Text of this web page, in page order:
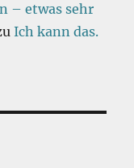
– etwas sehr
Ich kann das.